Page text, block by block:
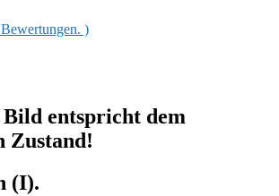
)
Bild entspricht dem
Zustand!
(I).